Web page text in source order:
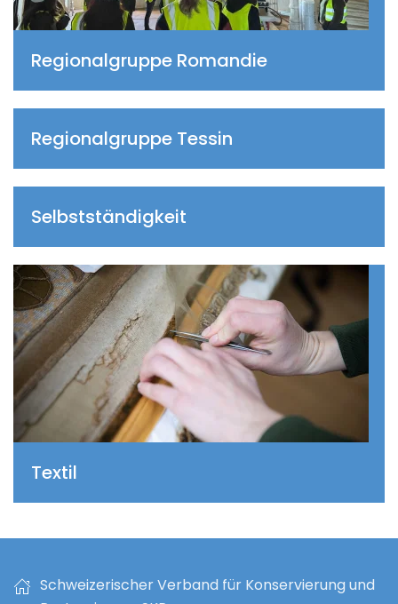
Regionalgruppe Romandie
Regionalgruppe Tessin
Selbstständigkeit
Textil
Schweizerischer Verband für Konservierung und